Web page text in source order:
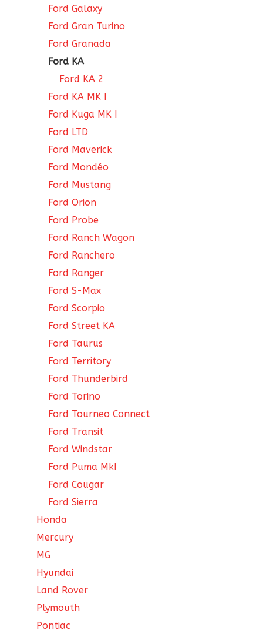
Ford Galaxy
Ford Gran Turino
Ford Granada
Ford KA
Ford KA 2
Ford KA MK I
Ford Kuga MK I
Ford LTD
Ford Maverick
Ford Mondéo
Ford Mustang
Ford Orion
Ford Probe
Ford Ranch Wagon
Ford Ranchero
Ford Ranger
Ford S-Max
Ford Scorpio
Ford Street KA
Ford Taurus
Ford Territory
Ford Thunderbird
Ford Torino
Ford Tourneo Connect
Ford Transit
Ford Windstar
Ford Puma MkI
Ford Cougar
Ford Sierra
Honda
Mercury
MG
Hyundai
Land Rover
Plymouth
Pontiac